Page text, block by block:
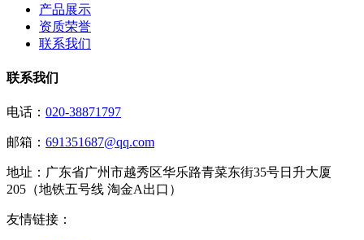
产品展示
资质荣誉
联系我们
联系我们
电话： 020-38871797
邮箱： 691351687@qq.com
地址： 广东省广州市越秀区华乐路青菜东街35号日升大厦
205（地铁五号线 淘金A出口）
友情链接：